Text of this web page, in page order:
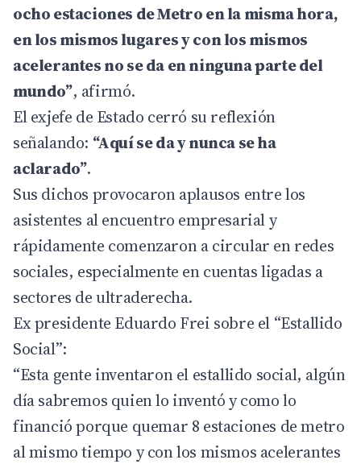
ocho estaciones de Metro en la misma hora,
en los mismos lugares y con los mismos
acelerantes no se da en ninguna parte del
mundo”, afirmó.
El exjefe de Estado cerró su reflexión
señalando: “Aquí se da y nunca se ha
aclarado”.
Sus dichos provocaron aplausos entre los
asistentes al encuentro empresarial y
rápidamente comenzaron a circular en redes
sociales, especialmente en cuentas ligadas a
sectores de ultraderecha.
Ex presidente Eduardo Frei sobre el “Estallido
Social”:
“Esta gente inventaron el estallido social, algún
día sabremos quien lo inventó y como lo
financió porque quemar 8 estaciones de metro
al mismo tiempo y con los mismos acelerantes